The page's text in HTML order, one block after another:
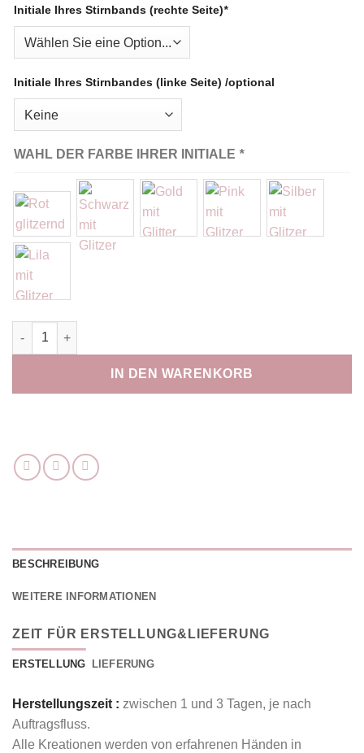
Initiale Ihres Stirnbands (rechte Seite)*
Initiale Ihres Stirnbandes (linke Seite) /optional
WAHL DER FARBE IHRER INITIALE *
Bandeau papillon personnalisé Menge
IN DEN WARENKORB
BESCHREIBUNG
WEITERE INFORMATIONEN
ZEIT FÜR ERSTELLUNG&LIEFERUNG
ERSTELLUNG LIEFERUNG
Herstellungszeit : zwischen 1 und 3 Tagen, je nach
Auftragsfluss.
Alle Kreationen werden von erfahrenen Händen in